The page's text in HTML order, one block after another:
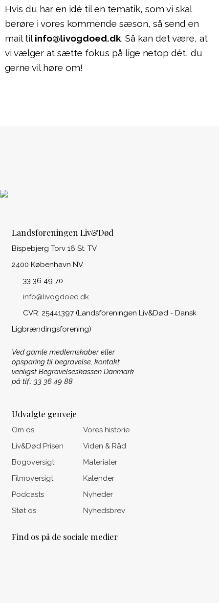
Hvis du har en idé til en tematik, som vi skal
berøre i vores kommende sæson, så send en
mail tilinfo@livogdoed.dk. Så kan det være, at
vi vælger at sætte fokus på lige netop dét, du
gerne vil høre om!
Landsforeningen Liv&Død
Bispebjerg Torv 16 St. TV
2400 København NV
33 36 49 70
info@livogdoed.dk
CVR: 25441397 (Landsforeningen Liv&Død - Dansk
Ligbrændingsforening)
Ved gamle medlemskaber eller
opsparing til begravelse, kontakt
venligst Begravelseskassen Danmark
på tlf.: 33 36 49 88
Udvalgte genveje
Om os
Liv&Død Prisen
Bogoversigt
Filmoversigt
Podcasts
Støt os
Vores historie
Viden & Råd
Materialer
Kalender
Nyheder
Nyhedsbrev
Find os på de sociale medier